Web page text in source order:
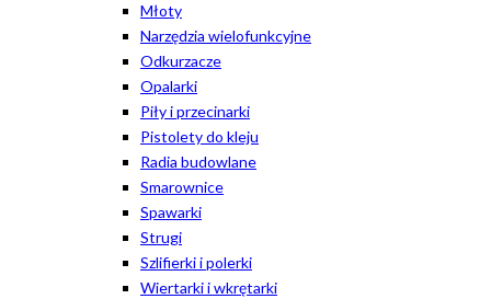
Młoty
Narzędzia wielofunkcyjne
Odkurzacze
Opalarki
Piły i przecinarki
Pistolety do kleju
Radia budowlane
Smarownice
Spawarki
Strugi
Szlifierki i polerki
Wiertarki i wkrętarki